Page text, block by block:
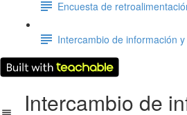
Encuesta de
Intercambio de información
Intercambio de